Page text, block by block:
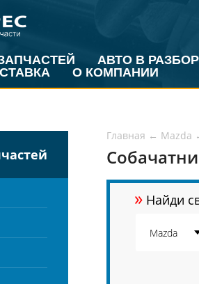
АВТО В РАЗБОР
О КОМПАНИИ
Главная ← Mazda
» Найди